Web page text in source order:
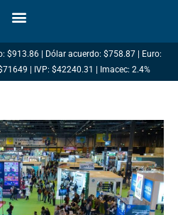
$913.86 | Dólar acuerdo: $758.87 | Euro:
| IVP: $42240.31 | Imacec: 2.4%